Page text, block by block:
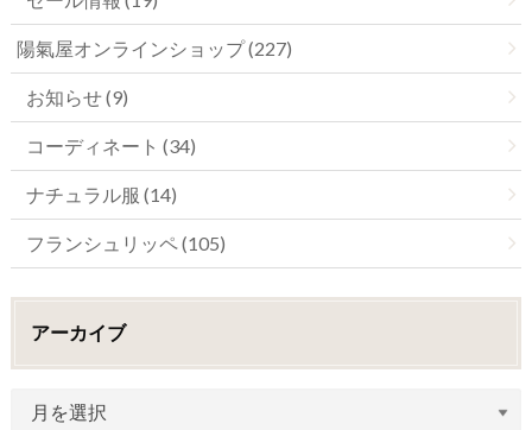
陽氣屋オンラインショップ (227)
お知らせ (9)
コーディネート (34)
ナチュラル服 (14)
フランシュリッペ (105)
アーカイブ